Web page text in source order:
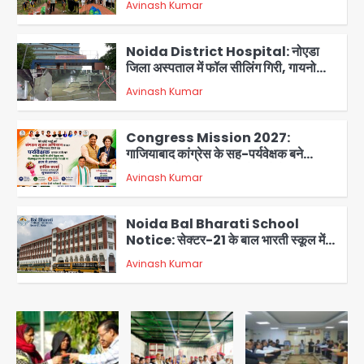
2
Avinash Kumar
3
Noida District Hospital: नोएडा
जिला अस्पताल में फॉल सीलिंग गिरी, गायनो
OT गैलरी में बड़ा हादसा टला; मरीजों की सुरक्षा
पर उठे सवाल
Avinash Kumar
4
Congress Mission 2027:
गाजियाबाद कांग्रेस के सह-पर्यवेक्षक बने
सतेन्द्र शर्मा, गौतमबुद्धनगर नेताओं ने जताया
आभार
Avinash Kumar
5
Noida Bal Bharati School
Notice: सेक्टर-21 के बाल भारती स्कूल में
बिना खिड़की-वेंटिलेशन बेसमेंट में चल रही थी
8वीं की क्लास, NCPCR की शिकायत पर
भेजा नोटिस
Avinash Kumar
1
Assam Floods: सलमान खान का
‘आशियाना’ अभियान – 500 बाढ़रोधी घर,
220 तैयार; जुबीन गर्ग की विरासत और बॉलीवुड
सितारों का जमीनी सहयोग
Avinash Kumar